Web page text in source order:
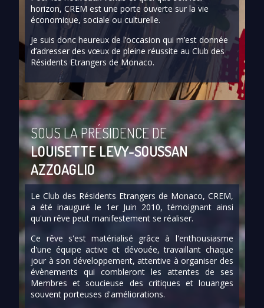
horizon, CREM est une porte ouverte sur la vie
économique, sociale ou culturelle.
Je suis donc heureux de l’occasion qui m’est donnée
d’adresser des vœux de pleine réussite au Club des
Résidents Etrangers de Monaco.
SOUS LA PRÉSIDENCE DE
LOUISETTE LEVY-SOUSSAN
AZZOAGLIO
Le Club des Résidents Etrangers de Monaco, CREM,
a été inauguré le 1er Juin 2010, témoignant ainsi
qu'un rêve peut manifestement se réaliser.
Ce rêve s'est matérialisé grâce à l'enthousiasme
d'une équipe active et dévouée, travaillant chaque
jour à son développement, attentive à organiser des
évènements qui combleront les attentes de ses
Membres et soucieuse des critiques et louanges
souvent porteuses d'améliorations.